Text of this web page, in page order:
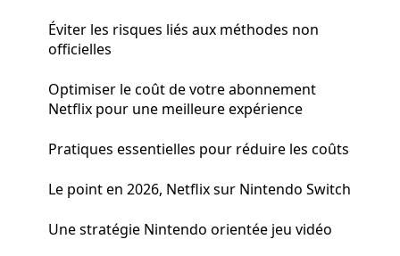
Éviter les risques liés aux méthodes non
officielles
Optimiser le coût de votre abonnement
Netflix pour une meilleure expérience
Pratiques essentielles pour réduire les coûts
Le point en 2026, Netflix sur Nintendo Switch
Une stratégie Nintendo orientée jeu vidéo